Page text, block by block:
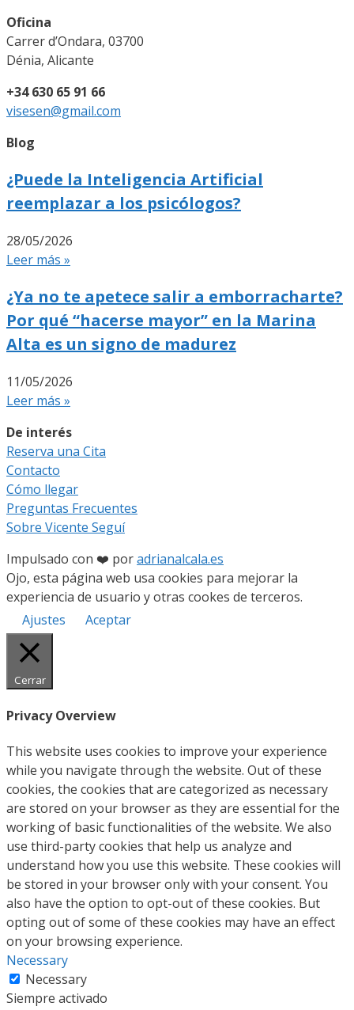
Oficina
Carrer d’Ondara, 03700
Dénia, Alicante
+34 630 65 91 66
visesen@gmail.com
Blog
¿Puede la Inteligencia Artificial
reemplazar a los psicólogos?
28/05/2026
Leer más »
¿Ya no te apetece salir a emborracharte?
Por qué “hacerse mayor” en la Marina
Alta es un signo de madurez
11/05/2026
Leer más »
De interés
Reserva una Cita
Contacto
Cómo llegar
Preguntas Frecuentes
Sobre Vicente Seguí
Impulsado con ❤️ poradrianalcala.es
Ojo, esta página web usa cookies para mejorar la
experiencia de usuario y otras cookes de terceros.
Ajustes
Aceptar
Cerrar
Privacy Overview
This website uses cookies to improve your experience
while you navigate through the website. Out of these
cookies, the cookies that are categorized as necessary
are stored on your browser as they are essential for the
working of basic functionalities of the website. We also
use third-party cookies that help us analyze and
understand how you use this website. These cookies will
be stored in your browser only with your consent. You
also have the option to opt-out of these cookies. But
opting out of some of these cookies may have an effect
on your browsing experience.
Necessary
Necessary
Siempre activado